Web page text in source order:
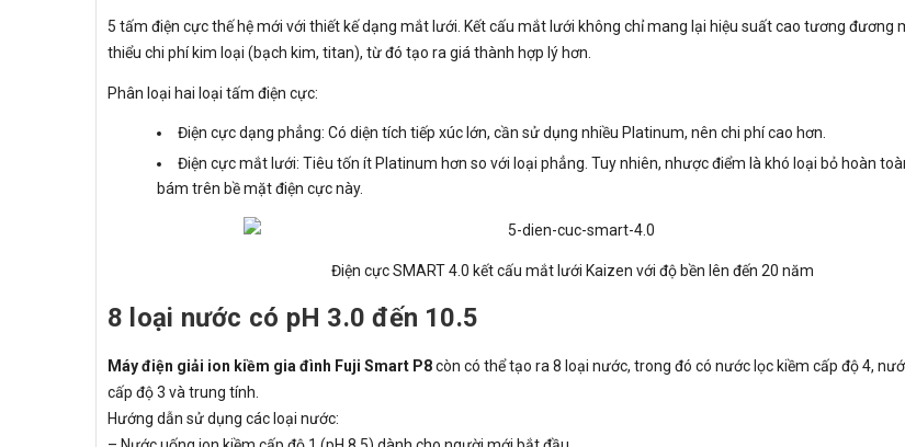
5 tấm điện cực thế hệ mới với thiết kế dạng mắt lưới. Kết cấu mắt lưới không chỉ mang lại hiệu suất cao tương đương
thiểu chi phí kim loại (bạch kim, titan), từ đó tạo ra giá thành hợp lý hơn.
Phân loại hai loại tấm điện cực:
Điện cực dạng phẳng: Có diện tích tiếp xúc lớn, cần sử dụng nhiều Platinum, nên chi phí cao hơn.
Điện cực mắt lưới: Tiêu tốn ít Platinum hơn so với loại phẳng. Tuy nhiên, nhược điểm là khó loại bỏ hoàn
bám trên bề mặt điện cực này.
Điện cực SMART 4.0 kết cấu mắt lưới Kaizen với độ bền lên đến 20 năm
8 loại nước có pH 3.0 đến 10.5
Máy điện giải ion kiềm gia đình Fuji Smart P8còn có thể tạo ra 8 loại nước, trong đó có nước lọc kiềm cấp độ 4,
cấp độ 3 và trung tính.
Hướng dẫn sử dụng các loại nước: